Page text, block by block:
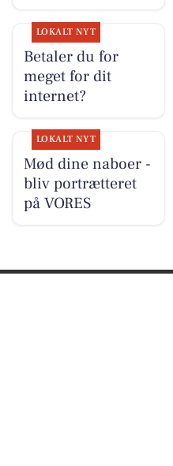
LOKALT NYT
Betaler du for
meget for dit
internet?
LOKALT NYT
Mød dine naboer -
bliv portrætteret
på VORES